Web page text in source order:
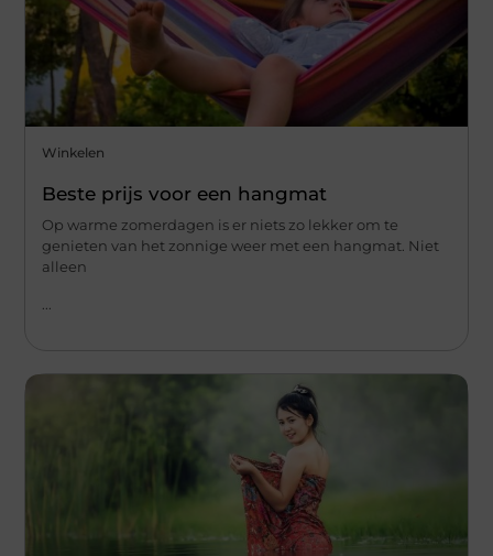
Winkelen
Beste prijs voor een hangmat
Op warme zomerdagen is er niets zo lekker om te
genieten van het zonnige weer met een hangmat. Niet
alleen